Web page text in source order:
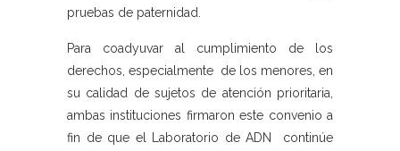
pruebas de paternidad.
Para coadyuvar al cumplimiento de los
derechos, especialmente de los menores, en
su calidad de sujetos de atención prioritaria,
ambas instituciones firmaron este convenio a
fin de que el Laboratorio de ADN continúe